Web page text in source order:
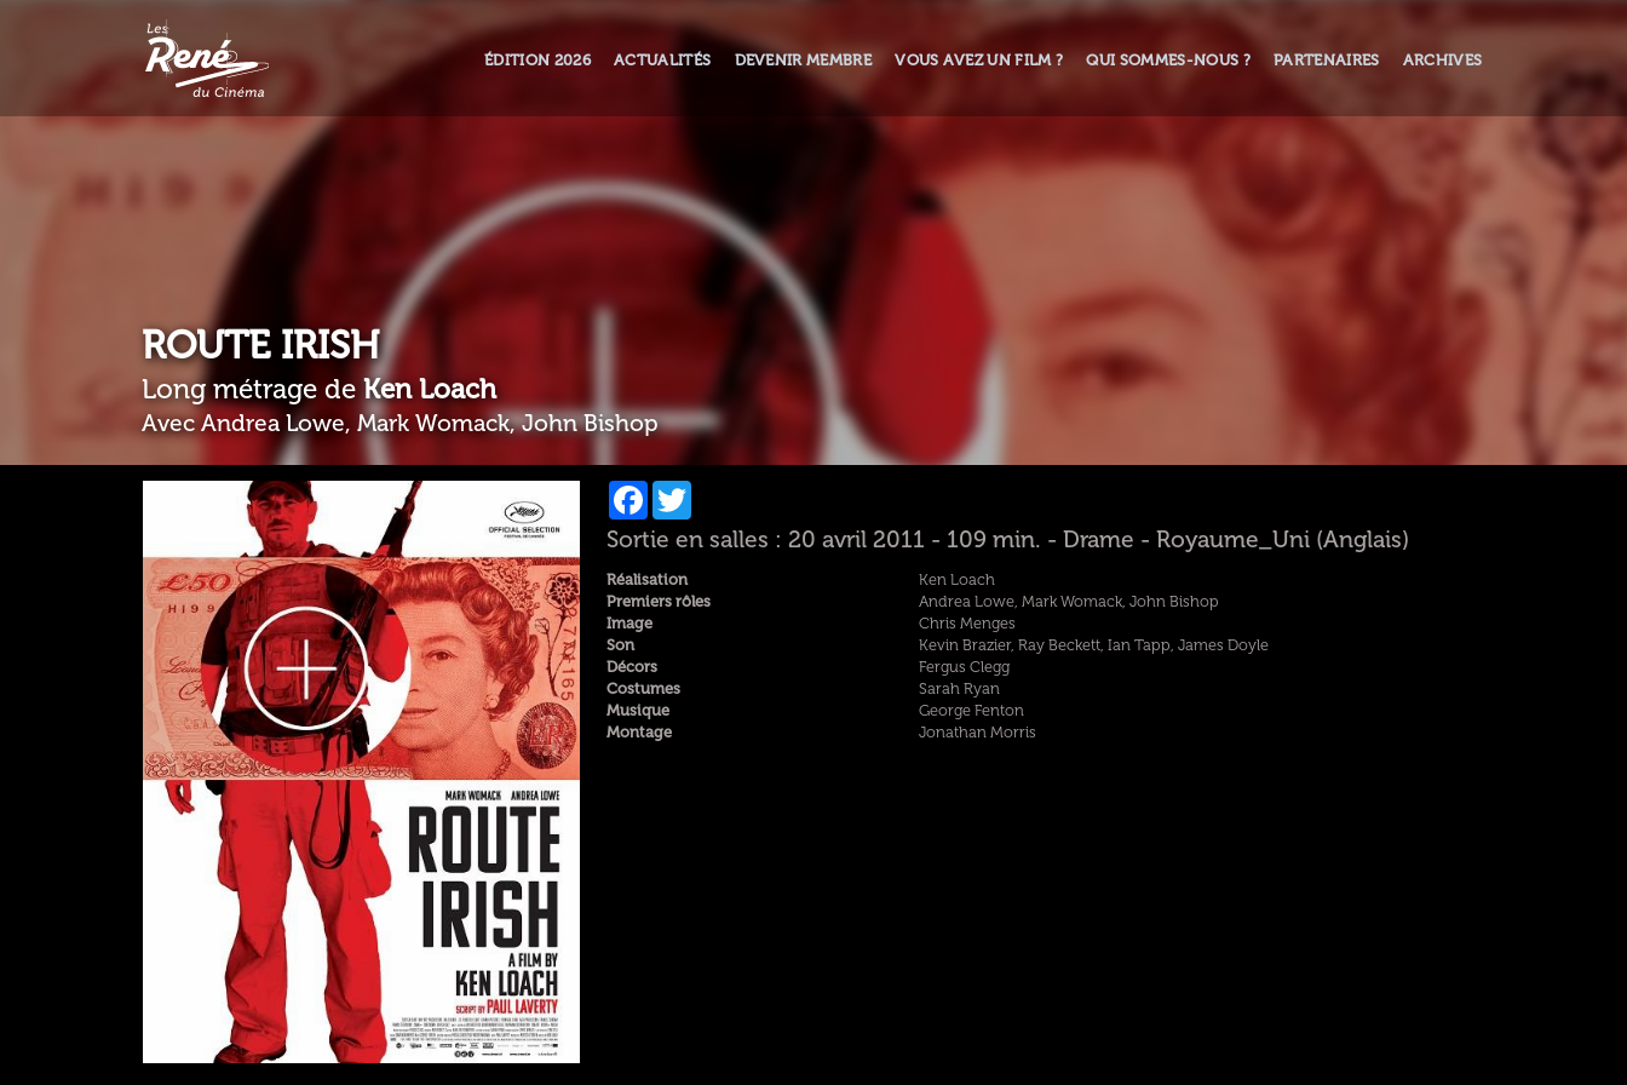
ÉDITION 2026 ACTUALITÉS DEVENIR MEMBRE VOUS AVEZ UN FILM ? QUI SOMMES-NOUS ? PARTENAIRES ARCHIVES
ROUTE IRISH
Long métrage de Ken Loach
Avec Andrea Lowe, Mark Womack, John Bishop
Facebook
Sortie en salles : 20 avril 2011 - 109 min. - Drame - Royaume_Uni (Anglais)
Réalisation
Ken Loach
Premiers rôles
Andrea Lowe, Mark Womack, John Bishop
Image
Chris Menges
Son
Kevin Brazier, Ray Beckett, Ian Tapp, James Doyle
Décors
Fergus Clegg
Costumes
Sarah Ryan
Musique
George Fenton
Montage
Jonathan Morris